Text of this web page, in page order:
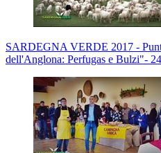
SARDEGNA VERDE 2017 -
dell'Anglona: Perfugas e Bulzi"-